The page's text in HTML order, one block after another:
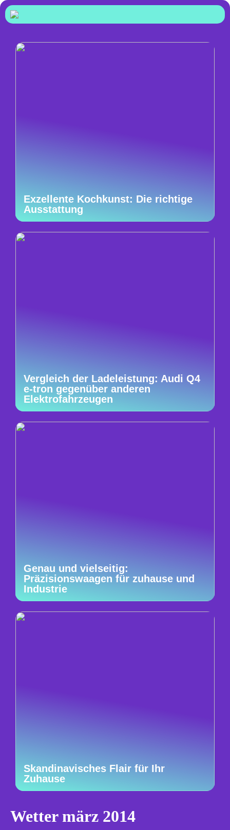
Exzellente Kochkunst: Die richtige
Ausstattung
Vergleich der Ladeleistung: Audi Q4
e-tron gegenüber anderen
Elektrofahrzeugen
Genau und vielseitig:
Präzisionswaagen für zuhause und
Industrie
Skandinavisches Flair für Ihr
Zuhause
Wetter märz 2014